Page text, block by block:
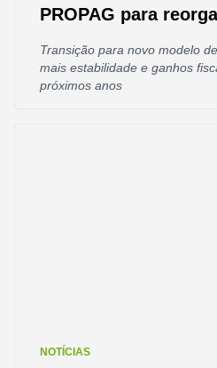
PROPAG para
Transição para novo modelo
mais estabilidade e ganhos
próximos anos
NOTÍCIAS